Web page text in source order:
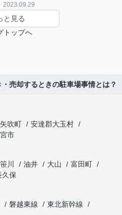
2023.09.29
と見る
トップへ
売却するときの駐車場事情とは？
吹町
安達郡大玉村
市
川 油井 大山
富田町
久保
磐越東線
東北新幹線